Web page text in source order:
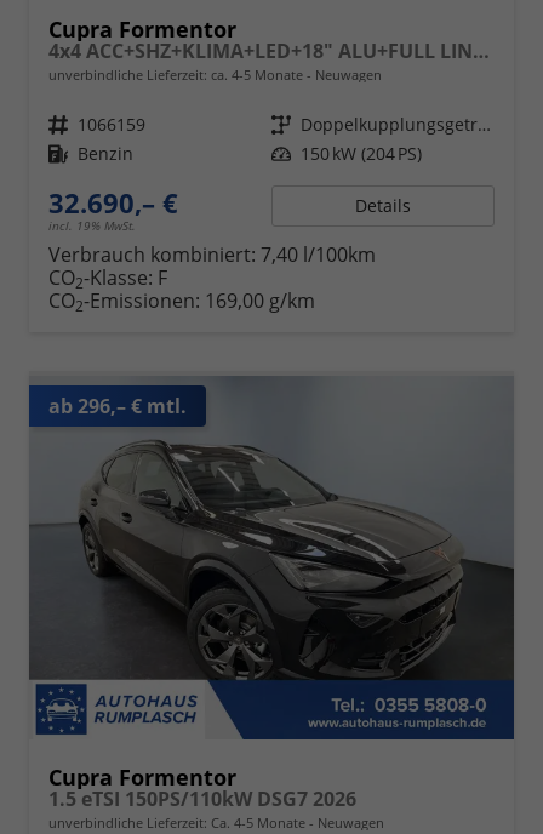
Cupra Formentor
4x4 ACC+SHZ+KLIMA+LED+18" ALU+FULL LINK+PDC
unverbindliche Lieferzeit: ca. 4-5 Monate Neuwagen
Fahrzeugnr. 1066159 Getriebe
Doppelkupplungsgetriebe (DSG)
Kraftstoff Benzin Leistung 150 kW (204 PS)
32.690,– €
incl. 19% MwSt.
Details
Verbrauch kombiniert: 7,40 l/100km
CO2-Klasse: F
CO2-Emissionen: 169,00 g/km
ab 296,– € mtl.
Cupra Formentor
1.5 eTSI 150PS/110kW DSG7 2026
unverbindliche Lieferzeit: Ca. 4-5 Monate Neuwagen